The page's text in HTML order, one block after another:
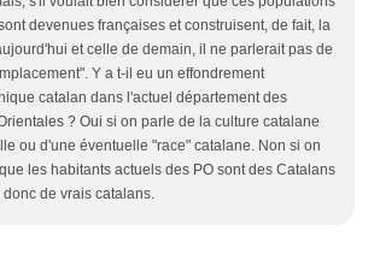
devenues françaises et construisent, de fait, la
et celle de demain, il ne parlerait pas de
Y a t-il eu un effondrement
catalan dans l'actuel département des
? Oui si on parle de la culture catalane
ou d'une éventuelle "race" catalane. Non si on
les habitants actuels des PO sont des Catalans
de vrais catalans.